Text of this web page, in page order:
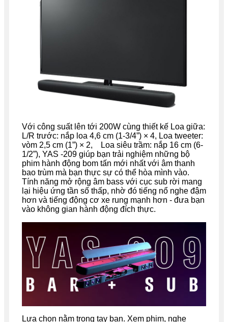
Với công suất lên tới 200W cùng thiết kế Loa giữa:
L/R trước: nắp loa 4,6 cm (1-3/4”) × 4, Loa tweeter:
vòm 2,5 cm (1”) × 2, Loa siêu trầm: nắp 16 cm (6-
1/2”), YAS -209 giúp bạn trải nghiệm những bộ
phim hành động bom tấn mới nhất với âm thanh
bao trùm mà bạn thực sự có thể hòa mình vào.
Tính năng mở rộng âm bass với cục sub rời mang
lại hiệu ứng tần số thấp, nhờ đó tiếng nổ nghe đậm
hơn và tiếng động cơ xe rung mạnh hơn - đưa bạn
vào không gian hành động đích thực.
Lựa chọn nằm trong tay bạn. Xem phim, nghe